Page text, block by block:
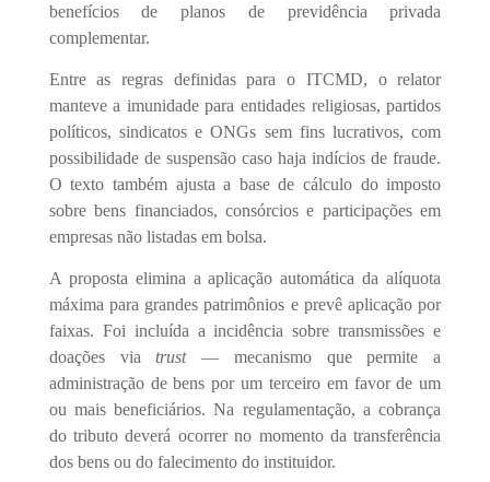
benefícios de planos de previdência privada
complementar.
Entre as regras definidas para o ITCMD, o relator
manteve a imunidade para entidades religiosas, partidos
políticos, sindicatos e ONGs sem fins lucrativos, com
possibilidade de suspensão caso haja indícios de fraude.
O texto também ajusta a base de cálculo do imposto
sobre bens financiados, consórcios e participações em
empresas não listadas em bolsa.
A proposta elimina a aplicação automática da alíquota
máxima para grandes patrimônios e prevê aplicação por
faixas. Foi incluída a incidência sobre transmissões e
doações viatrust— mecanismo que permite a
administração de bens por um terceiro em favor de um
ou mais beneficiários. Na regulamentação, a cobrança
do tributo deverá ocorrer no momento da transferência
dos bens ou do falecimento do instituidor.